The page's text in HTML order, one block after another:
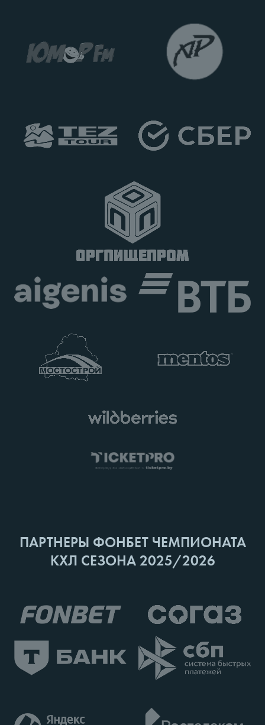
ПАРТНЕРЫ ФОНБЕТ ЧЕМПИОНАТА
КХЛ СЕЗОНА 2025/2026